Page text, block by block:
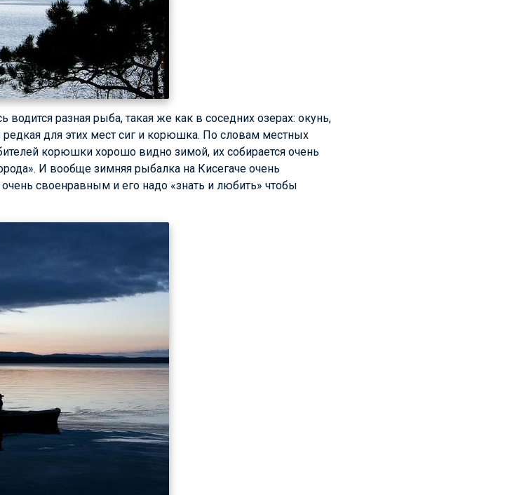
разная рыба, такая же как в соседних озерах: окунь,
редкая для этих мест сиг и корюшка. По словам местных
корюшки хорошо видно зимой, их собирается очень
И вообще зимняя рыбалка на Кисегаче очень
своенравным и его надо «знать и любить» чтобы